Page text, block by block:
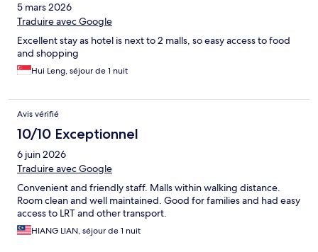
5 mars 2026
Traduire avec Google
Excellent stay as hotel is next to 2 malls, so easy access to food
and shopping
Hui Leng, séjour de 1 nuit
Avis vérifié
10/10 Exceptionnel
6 juin 2026
Traduire avec Google
Convenient and friendly staff. Malls within walking distance.
Room clean and well maintained. Good for families and had easy
access to LRT and other transport.
HIANG LIAN, séjour de 1 nuit